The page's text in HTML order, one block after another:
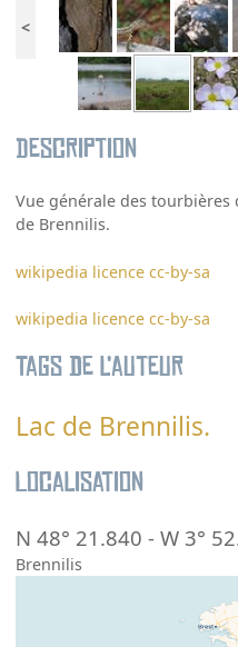
<
Description
Vue générale des
de Brennilis.
wikipedia licence cc-by-sa
wikipedia licence cc-by-sa
Tags de l’auteur
Lac de Brennilis.
Localisation
N 48° 21.840 -W 3°
Brennilis